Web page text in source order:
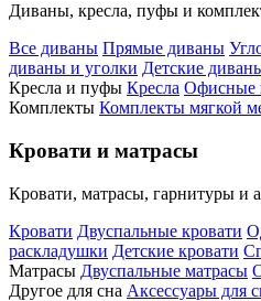
Диваны, кресла, пуфы и
Все диваны Прямые диваны
диваны и уголки Детские
Кресла и пуфы Кресла Офисные
Комплекты Комплекты мягкой
Кровати и матрасы
Кровати, матрасы, гарнитуры и
Кровати Двуспальные кровати
раскладушки Детские кровати
Матрасы Двуспальные матрасы
Другое для сна Аксессуары для